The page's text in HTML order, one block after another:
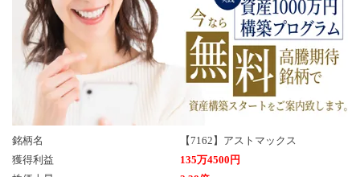
銘柄名
【7162】アストマックス
獲得利益
135万4500円